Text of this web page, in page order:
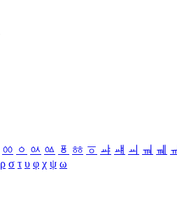
ㆀ ㆁ ㆂ ㆃ ㆄ ㆅ ㆆ ㆇ ㆈ ㆉ ㆊ ㆋ
ρ σ τ υ φ χ ψ ω